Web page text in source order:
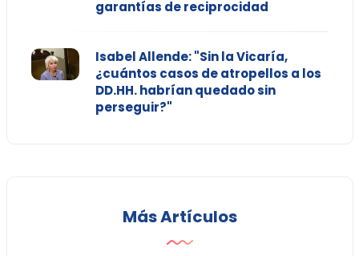
garantías de reciprocidad
Isabel Allende: "Sin la Vicaría,
¿cuántos casos de atropellos a los
DD.HH. habrían quedado sin
perseguir?"
Más Artículos